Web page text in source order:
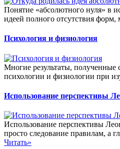
Понятие «абсолютного нуля» в
идеей полного отсутствия форм,
Психология и физиология
Многие результаты, полученные
психологии и физиологии при
Использование перспективы
Использование перспективы
просто следование правилам, а
Читать»